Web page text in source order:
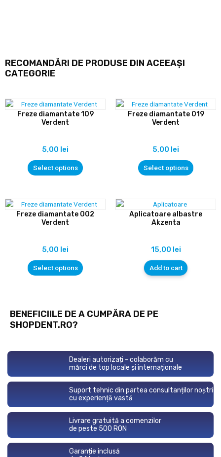
RECOMANDĂRI DE PRODUSE DIN ACEEAȘI
CATEGORIE
Freze diamantate 109
Verdent
5,00 lei
Select options
Freze diamantate 019
Verdent
5,00 lei
Select options
Freze diamantate 002
Verdent
5,00 lei
Select options
Aplicatoare albastre
Akzenta
15,00 lei
Add to cart
BENEFICIILE DE A CUMPĂRA DE PE
SHOPDENT.RO?
Dealeri autorizați - colaborăm cu
mărci de top locale și internaționale
Suport tehnic din partea consultanților noștri
cu experiență vastă
Livrare gratuită a comenzilor
de peste 500 RON
Garanție inclusă